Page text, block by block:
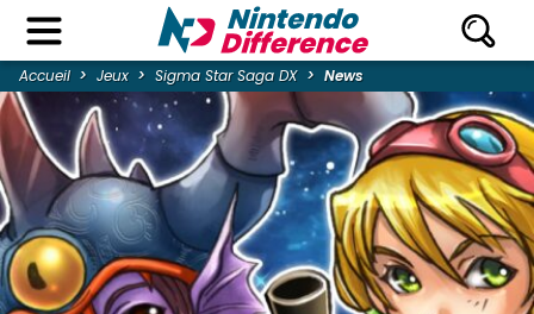
Accueil Jeux Sigma Star Saga DX News